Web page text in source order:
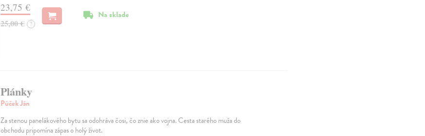
23,75 €
25,00 € ?
Na sklade
Plánky
Púček Ján
Za stenou panelákového bytu sa odohráva čosi, čo znie ako vojna. Cesta starého muža do
obchodu pripomína zápas o holý život.